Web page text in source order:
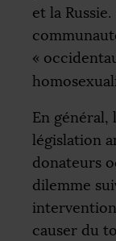
et la
«
En général,
législation
donateurs
dilemme
causer du